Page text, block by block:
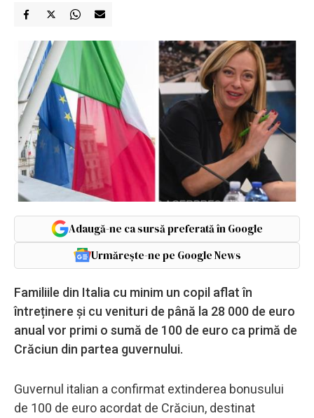
Adaugă-ne ca sursă preferată în Google
Urmărește-ne pe Google News
Familiile din Italia cu minim un copil aflat în
întreținere și cu venituri de până la 28 000 de euro
anual vor primi o sumă de 100 de euro ca primă de
Crăciun din partea guvernului.
Guvernul italian a confirmat extinderea bonusului
de 100 de euro acordat de Crăciun, destinat